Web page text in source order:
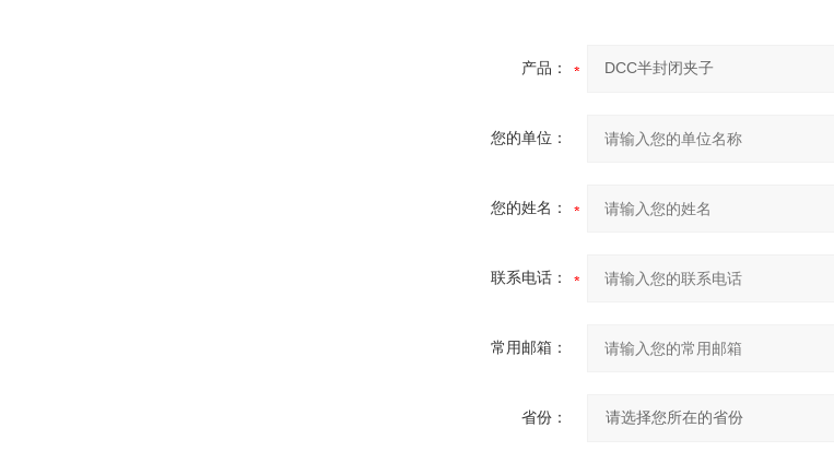
产品：
您的单位：
您的姓名：
联系电话：
常用邮箱：
省份：